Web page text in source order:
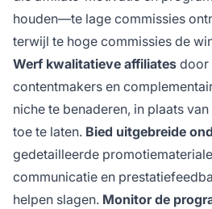
houden—te lage commissies
terwijl te hoge commissies de
Werf kwalitatieve affiliates door
contentmakers en
niche te benaderen, in plaats
toe te laten. Bied uitgebreide
gedetailleerde
communicatie en
helpen slagen. Monitor de